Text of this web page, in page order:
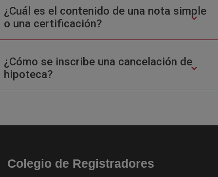
¿Cuál es el contenido de una nota simple
o una certificación?
¿Cómo se inscribe una cancelación de
hipoteca?
Colegio de Registradores